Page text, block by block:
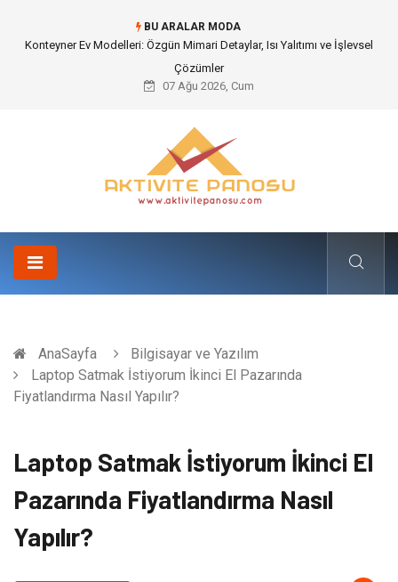
BU ARALAR MODA
Nakliye Nedir ve Tedarik Zincirindeki Önemi Nasıl Anlaşılır?
07 Ağu 2026, Cum
AnaSayfa
Bilgisayar ve Yazılım
Laptop Satmak İstiyorum İkinci El Pazarında
Fiyatlandırma Nasıl Yapılır?
Laptop Satmak İstiyorum İkinci El
Pazarında Fiyatlandırma Nasıl
Yapılır?